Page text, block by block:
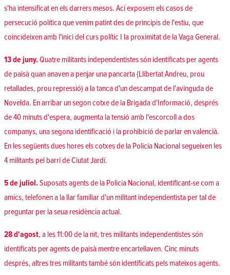
s'ha intensificat en els darrers mesos. Ací exposem els casos de
persecució política que venim patint des de principis de l'estiu, que
coincideixen amb l'inici del curs polític I la proximitat de la Vaga General.
13 de juny.Quatre militants independentistes són identificats per agents
de paisà quan anaven a penjar una pancarta (Llibertat Andreu, prou
retallades, prou repressió) a la tanca d'un descampat de l'avinguda de
Novelda. En arribar un segon cotxe de la Brigada d'Informació, després
de 40 minuts d'espera, augmenta la tensió amb l'escorcoll a dos
companys, una segona identificació i la prohibició de parlar en valencià.
En les següents dues hores els cotxes de la Policia Nacional segueixen les
4 militants pel barri de Ciutat Jardí.
5 de juliol.Suposats agents de la Policia Nacional, identificant-se com a
amics, telefonen a la llar familiar d'un militant independentista per tal de
preguntar per la seua residència actual.
28 d'agost, a les 11:00 de la nit, tres militants independentistes són
identificats per agents de paisà mentre encartellaven. Cinc minuts
després, altres tres militants també són identificats pels mateixos agents.